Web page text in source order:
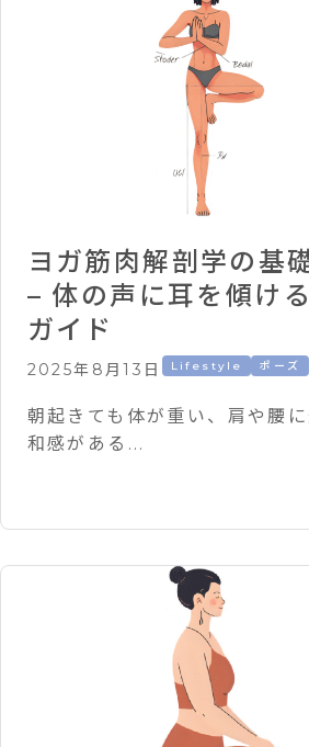
ヨガ筋肉解剖学の基
– 体の声に耳を傾け
ガイド
2025年8月13日 Lifestyle ポーズ
朝起きても体が重い、肩や腰に
和感がある...